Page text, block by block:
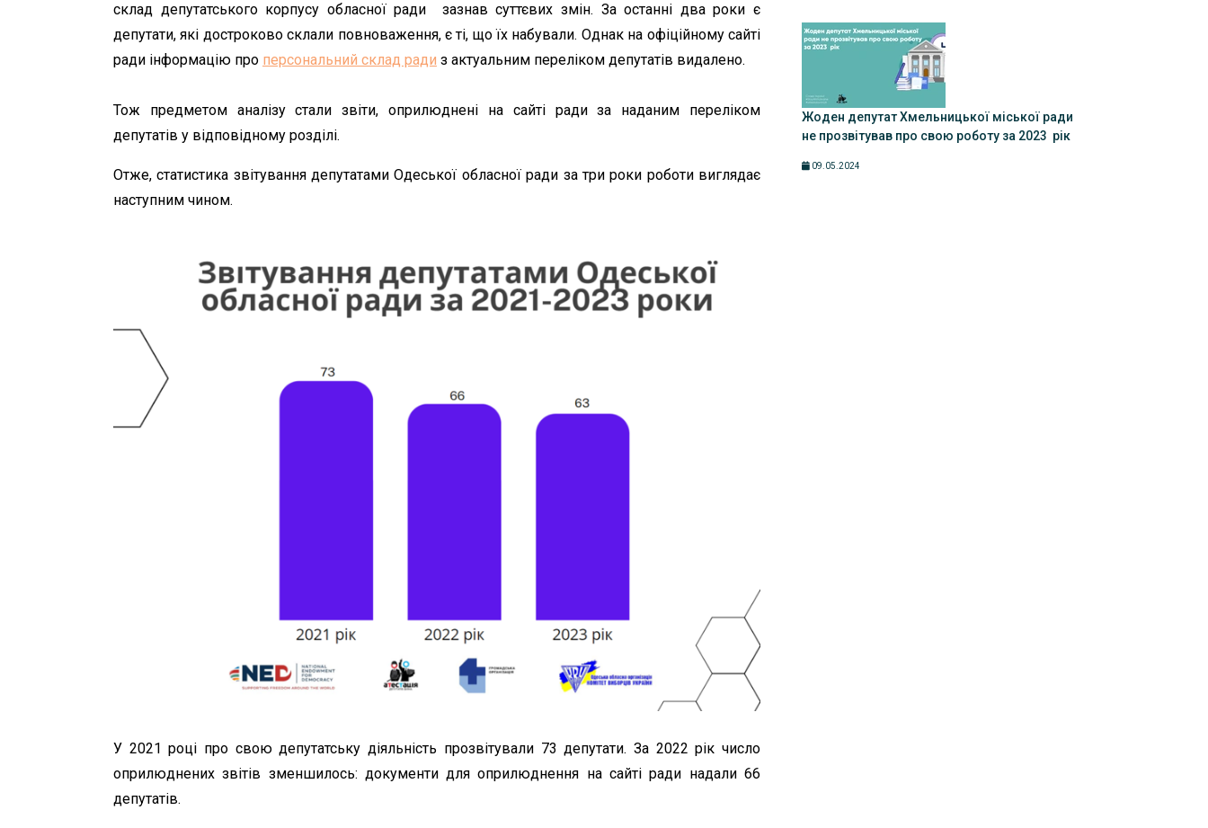
склад депутатського корпусу обласної ради зазнав суттєвих змін. За останні два роки є
депутати, які достроково склали повноваження, є ті, що їх набували. Однак на офіційному сайті
ради інформацію про персональний склад ради з актуальним переліком депутатів видалено.
Тож предметом аналізу стали звіти, оприлюднені на сайті ради за наданим переліком
депутатів у відповідному розділі.
Отже, статистика звітування депутатами Одеської обласної ради за три роки роботи виглядає
наступним чином.
У 2021 році про свою депутатську діяльність прозвітували 73 депутати. За 2022 рік число
оприлюднених звітів зменшилось: документи для оприлюднення на сайті ради надали 66
депутатів.
Жоден депутат Хмельницької міської ради
не прозвітував про свою роботу за 2023 рік
09.05.2024